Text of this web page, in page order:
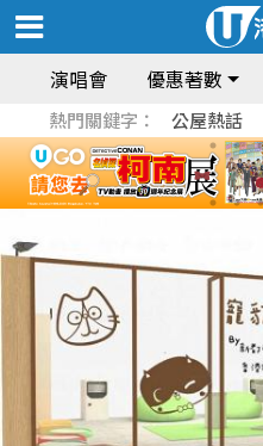
演唱會 優惠著數
熱門關鍵字： 公屋熱話